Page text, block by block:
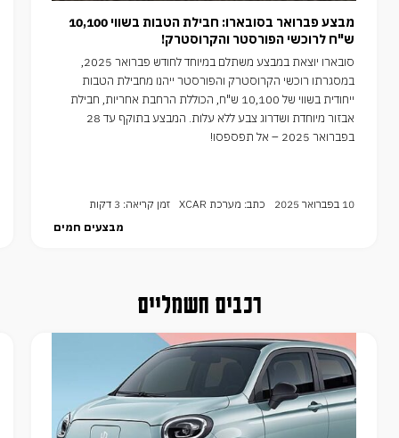
מבצע פברואר בסובארו: חבילת הטבות בשווי 10,100
ש"ח לרוכשי הפורסטר והקרוסטרק!
סובארו יוצאת במבצע משתלם במיוחד לחודש פברואר 2025,
במסגרתו רוכשי הקרוסטרק והפורסטר ייהנו מחבילת הטבות
ייחודית בשווי של 10,100 ש"ח, הכוללת הרחבת אחריות, חבילת
אבזור מיוחדת ושדרוג צבע ללא עלות. המבצע בתוקף עד 28
בפברואר 2025 – אל תפספסו!
10 בפברואר 2025 כתב: מערכת XCAR
זמן קריאה: 3 דקות
מבצעים חמים
רכבים חשמליים